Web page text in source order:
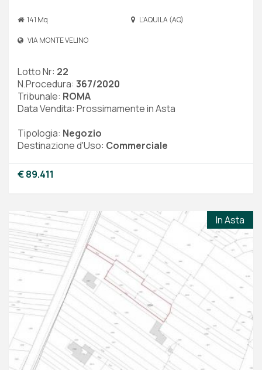
141 Mq L'AQUILA (AQ)
VIA MONTE VELINO
Lotto Nr: 22
N.Procedura: 367/2020
Tribunale: ROMA
Data Vendita: Prossimamente in Asta
Tipologia: Negozio
Destinazione d'Uso: Commerciale
€ 89.411
In Asta